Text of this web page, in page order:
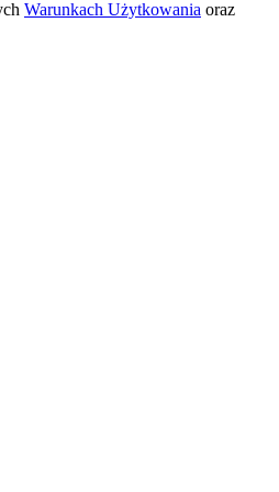
dochód pasywny
Warunkach Użytkowania oraz